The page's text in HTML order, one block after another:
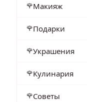
Макияж
Подарки
Украшения
Кулинария
Советы